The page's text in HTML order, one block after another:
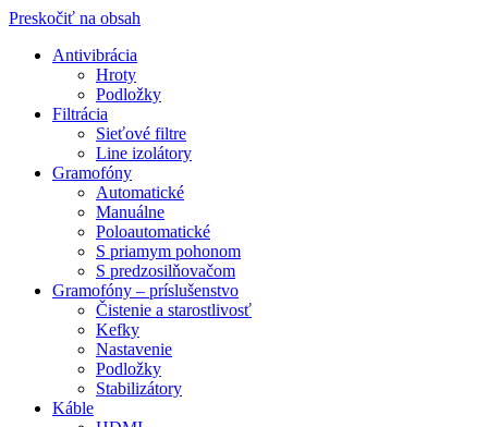
Preskočiť na obsah
Antivibrácia
Hroty
Podložky
Filtrácia
Sieťové filtre
Line izolátory
Gramofóny
Automatické
Manuálne
Poloautomatické
S priamym pohonom
S predzosilňovačom
Gramofóny – príslušenstvo
Čistenie a starostlivosť
Kefky
Nastavenie
Podložky
Stabilizátory
Káble